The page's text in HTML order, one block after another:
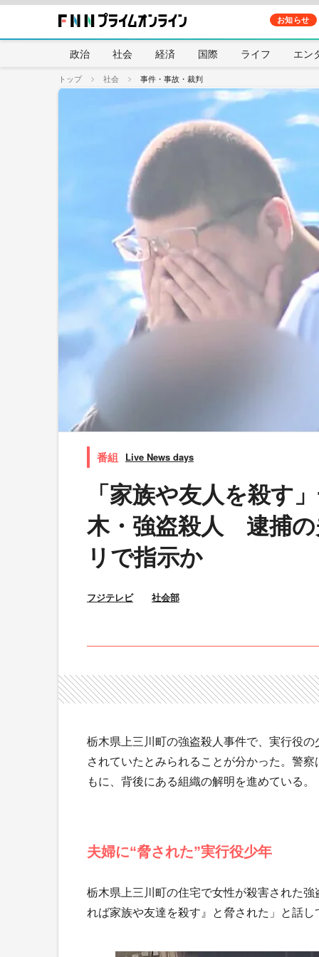
お知らせ
政治 社会 経済 国際 ライフ エン
トップ 社会 事件・事故・裁判
Live News days
「家族や友人を殺す
木・強盗殺人 逮捕の
リで指示か
フジテレビ 社会部
栃木県上三川町の強盗殺人事件で、実行役
されていたとみられることが分かった。警
もに、背後にある組織の解明を進めている。
夫婦に“脅された”実行役少年
栃木県上三川町の住宅で女性が殺害された
れば家族や友達を殺す』と脅された」と話